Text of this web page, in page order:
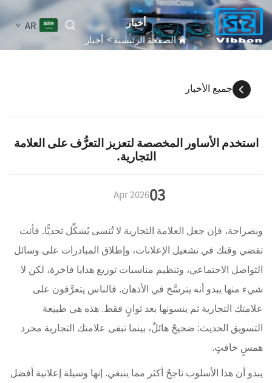
AR أخبار
الصفحة الرئيسية> أخبار
جميع الأخبار
استخدم الأساور المخصصة لتعزيز التعرُّف على العلامة
التجارية.
03
Apr2026
وبصراحة، فإن جعل العلامة التجارية لا تُنسى يُشكِّل تحديًّا. فأنت
تقضي وقتك في تشغيل الإعلانات، وإطلاق المبادرات على وسائل
التواصل الاجتماعي، وتنظيم مناسبات توزيع هدايا فاخرة، لكن لا
شيء منها يبدو أنه يترسَّخ في الأذهان. فالناس يتعرَّفون على
علامتك التجارية ثم ينسونها بعد ثوانٍ فقط. هذه هي طبيعة
التسويق الحديث: ضجيجٌ هائلٌ، بينما تبقى علامتك التجارية مجرد
همسٍ خافتٍ.
يبدو أن هذا الأسلوب ناجحٌ أكثر مما ينبغي. إنها وسيلة إعلانية أفضل